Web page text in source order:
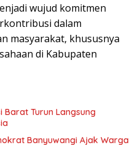
wujud komitmen
dalam
masyarakat, khususnya
di Kabupaten
Barat Turun Langsung
Banyuwangi Ajak Warga